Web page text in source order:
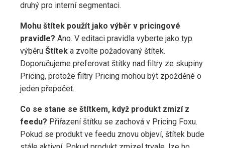
druhý pro interní segmentaci.
Mohu štítek použít jako výběr v pricingové
pravidle? Ano. V editaci pravidla vyberte jako typ
výběru Štítek a zvolte požadovaný štítek.
Doporučujeme preferovat štítky nad filtry ze skupiny
Pricing, protože filtry Pricing mohou být zpožděné o
jeden přepočet.
Co se stane se štítkem, když produkt zmizí z
feedu? Přiřazení štítku se zachová v Pricing Foxu.
Pokud se produkt ve feedu znovu objeví, štítek bude